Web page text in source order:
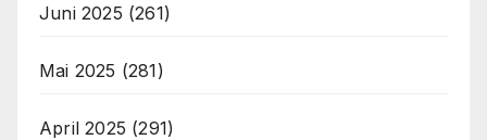
Juni 2025 (261)
Mai 2025 (281)
April 2025 (291)